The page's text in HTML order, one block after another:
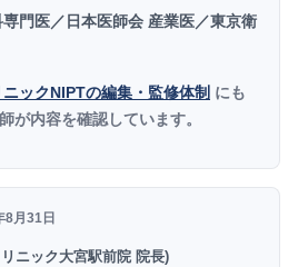
門医／日本医師会 産業医／東京衛
ニックNIPTの編集・監修体制 にも
が内容を確認しています。
8月31日
ニック大宮駅前院 院長)